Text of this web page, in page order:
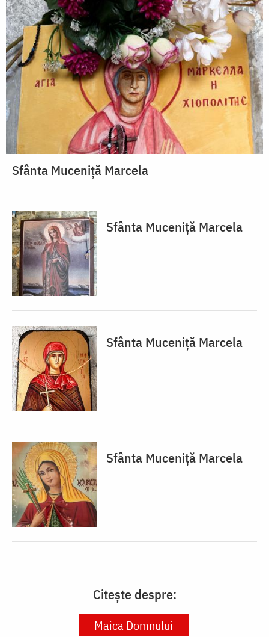
Sfânta Muceniță Marcela
Sfânta Muceniță Marcela
Sfânta Muceniță Marcela
Sfânta Muceniță Marcela
Citește despre:
Maica Domnului